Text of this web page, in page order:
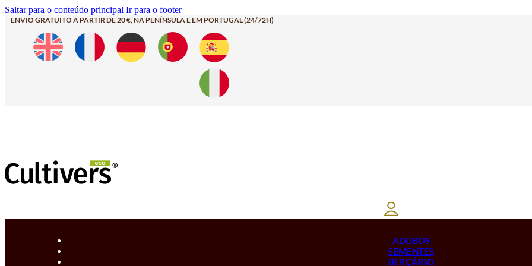
Saltar para o conteúdo principal Ir para o footer
ENVIO GRATUITO A PARTIR DE 20 €, NA PENÍNSULA E EM PORTUGAL (24/72H)
ADUBOS
SEMENTES
BERÇÁRIO